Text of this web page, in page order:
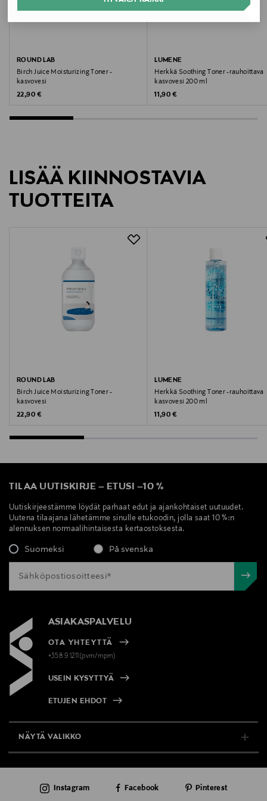
Ihotyyppi
Tyyppi
Kasvovesi
200 ml
Valmistusmaa
6412600843675
Digitaalinen osoite
ROUND LAB
Birch Juice Moisturizing Toner -
kasvovesi
Original Price
22,90 €
LUMENE
Herkkä Soothing Toner -rauhoittava
kasvovesi 200 ml
Original Price
11,90 €
LISÄÄ KIINNOSTAVIA
TUOTTEITA
ROUND LAB
Birch Juice Moisturizing Toner -
kasvovesi
Original Price
22,90 €
LUMENE
Herkkä Soothing Toner -rauhoittava
kasvovesi 200 ml
Original Price
11,90 €
TILAA UUTISKIRJE – ETUSI –10 %
Uutiskirjeestämme löydät parhaat edut ja ajankohtaiset uutuudet.
Uutena tilaajana lähetämme sinulle etukoodin, jolla saat 10 %:n
alennuksen normaalihintaisesta kertaostoksesta.
Suomeksi På svenska
ASIAKASPALVELU
OTA YHTEYTTÄ
+358 9 1211(pvm/mpm)
USEIN KYSYTTYÄ
ETUJEN EHDOT
NÄYTÄ VALIKKO
AJANKOHTAISTA
Instagram Facebook Pinterest